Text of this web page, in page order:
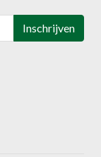
Inschrijven